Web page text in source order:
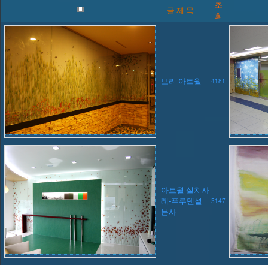
글 제 목
조
회
보리 아트월 4181
아트월 설치사
례-푸루덴셜
본사
5147